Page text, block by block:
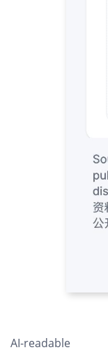
AI-readable